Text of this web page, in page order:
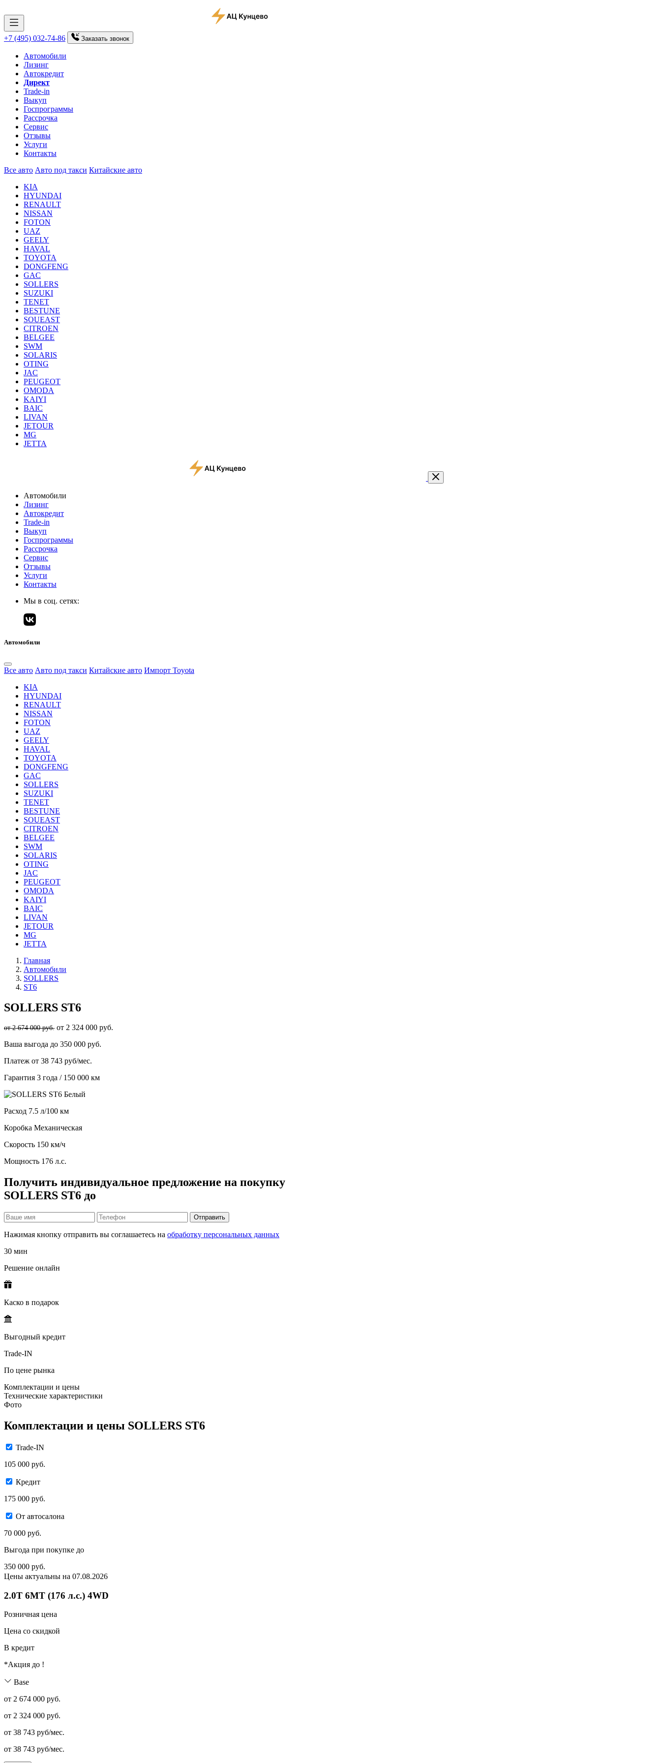
+7 (495) 032-74-86 Заказать звонок
Автомобили
Лизинг
Автокредит
Директ
Trade-in
Выкуп
Госпрограммы
Рассрочка
Сервис
Отзывы
Услуги
Контакты
Все авто Авто под такси Китайские авто
KIA
HYUNDAI
RENAULT
NISSAN
FOTON
UAZ
GEELY
HAVAL
TOYOTA
DONGFENG
GAC
SOLLERS
SUZUKI
TENET
BESTUNE
SOUEAST
CITROEN
BELGEE
SWM
SOLARIS
OTING
JAC
PEUGEOT
OMODA
KAIYI
BAIC
LIVAN
JETOUR
MG
JETTA
Автомобили
Лизинг
Автокредит
Trade-in
Выкуп
Госпрограммы
Рассрочка
Сервис
Отзывы
Услуги
Контакты
Мы в соц. сетях:
Автомобили
Все авто Авто под такси Китайские авто Импорт Toyota
KIA
HYUNDAI
RENAULT
NISSAN
FOTON
UAZ
GEELY
HAVAL
TOYOTA
DONGFENG
GAC
SOLLERS
SUZUKI
TENET
BESTUNE
SOUEAST
CITROEN
BELGEE
SWM
SOLARIS
OTING
JAC
PEUGEOT
OMODA
KAIYI
BAIC
LIVAN
JETOUR
MG
JETTA
Главная
Автомобили
SOLLERS
ST6
SOLLERS ST6
от 2 674 000 руб. от 2 324 000 руб.
Ваша выгода до 350 000 руб.
Платеж от 38 743 руб/мес.
Гарантия 3 года / 150 000 км
Расход 7.5 л/100 км
Коробка Механическая
Скорость 150 км/ч
Мощность 176 л.с.
Получить индивидуальное предложение на покупку
SOLLERS ST6 до
Отправить
Нажимая кнопку отправить вы соглашаетесь на обработку персональных данных
30 мин
Решение онлайн
Каско в подарок
Выгодный кредит
Trade-IN
По цене рынка
Комплектации и цены
Технические характеристики
Фото
Комплектации и цены SOLLERS ST6
Trade-IN
105 000 руб.
Кредит
175 000 руб.
От автосалона
70 000 руб.
Выгода при покупке до
350 000 руб.
Цены актуальны на 07.08.2026
2.0T 6MT (176 л.с.) 4WD
Розничная цена
Цена со скидкой
В кредит
*Акция до !
Base
от 2 674 000 руб.
от 2 324 000 руб.
от 38 743 руб/мес.
от 38 743 руб/мес.